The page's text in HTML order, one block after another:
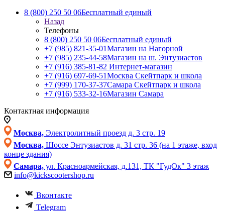
8 (800) 250 50 06Бесплатный единый
Назад
Телефоны
8 (800) 250 50 06Бесплатный единый
+7 (985) 821-35-01Магазин на Нагорной
+7 (985) 235-44-58Магазин на ш. Энтузиастов
+7 (916) 385-81-82 Интернет-магазин
+7 (916) 697-69-51Москва Скейтпарк и школа
+7 (999) 170-37-37Самара Скейтпарк и школа
+7 (916) 533-32-16Магазин Самара
Контактная информация
Москва, Электролитный проезд д. 3 стр. 19
Москва, Шоссе Энтузиастов д. 31 стр. 36 (на 1 этаже, вход
конце здания)
Самара, ул. Красноармейская, д.131, ТК "ГудОк" 3 этаж
info@kickscootershop.ru
Вконтакте
Telegram